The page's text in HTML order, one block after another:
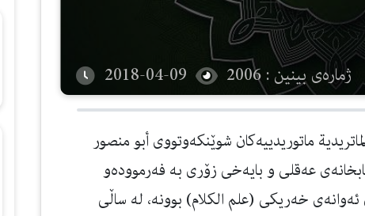
ژمارەی بینین : 2006 2018-04-09
الماتریدیة ماتوریدییه‌كان شوێنكه‌وتووی أبو منصور
عه‌قلی و بایه‌خی زۆری به‌ فه‌رمووده‌و
خه‌ریكی (علم الكلام) بوونه‌، له‌ ساڵی